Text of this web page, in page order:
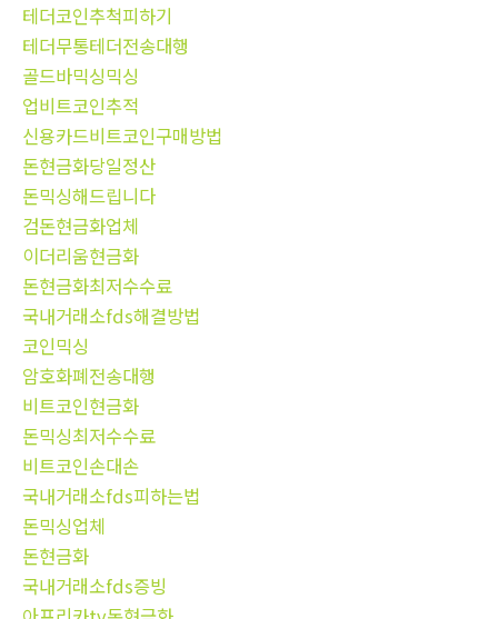
테더코인추척피하기
테더무통테더전송대행
골드바믹싱믹싱
업비트코인추적
신용카드비트코인구매방법
돈현금화당일정산
돈믹싱해드립니다
검돈현금화업체
이더리움현금화
돈현금화최저수수료
국내거래소fds해결방법
코인믹싱
암호화폐전송대행
비트코인현금화
돈믹싱최저수수료
비트코인손대손
국내거래소fds피하는법
돈믹싱업체
돈현금화
국내거래소fds증빙